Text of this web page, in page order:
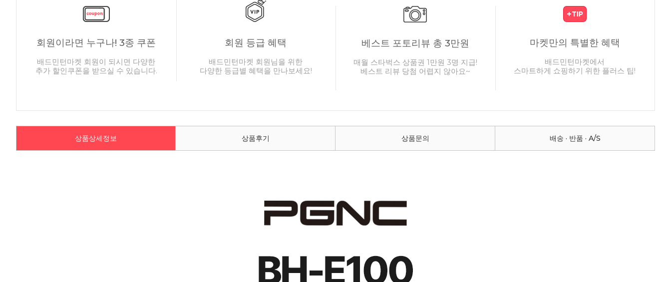
회원이라면 누구나! 3종 쿠폰
배드민턴마켓 회원이 되시면 다양한
추가 할인쿠폰을 받으실 수 있습니다.
회원 등급 혜택
배드민턴마켓 회원님을 위한
다양한 등급별 혜택을 만나보세요!
베스트 포토리뷰 총 3만원
매월 스타벅스 상품권 1만원 3명 지급!
베스트 리뷰 당첨 어렵지 않아요~
마켓만의 특별한 혜택
배드민턴마켓에서
스마트하게 쇼핑하기 위한 플러스 팁!
상품상세정보 상품후기 상품문의 배송 · 반품 · A/S